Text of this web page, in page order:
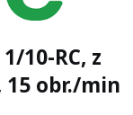
10-RC, z
15 obr./min